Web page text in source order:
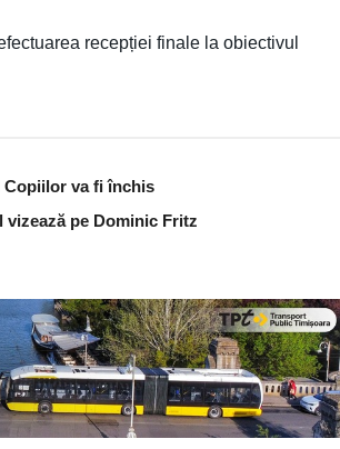
recepției finale la obiectivul
Copiilor va fi închis
vizează pe Dominic Fritz